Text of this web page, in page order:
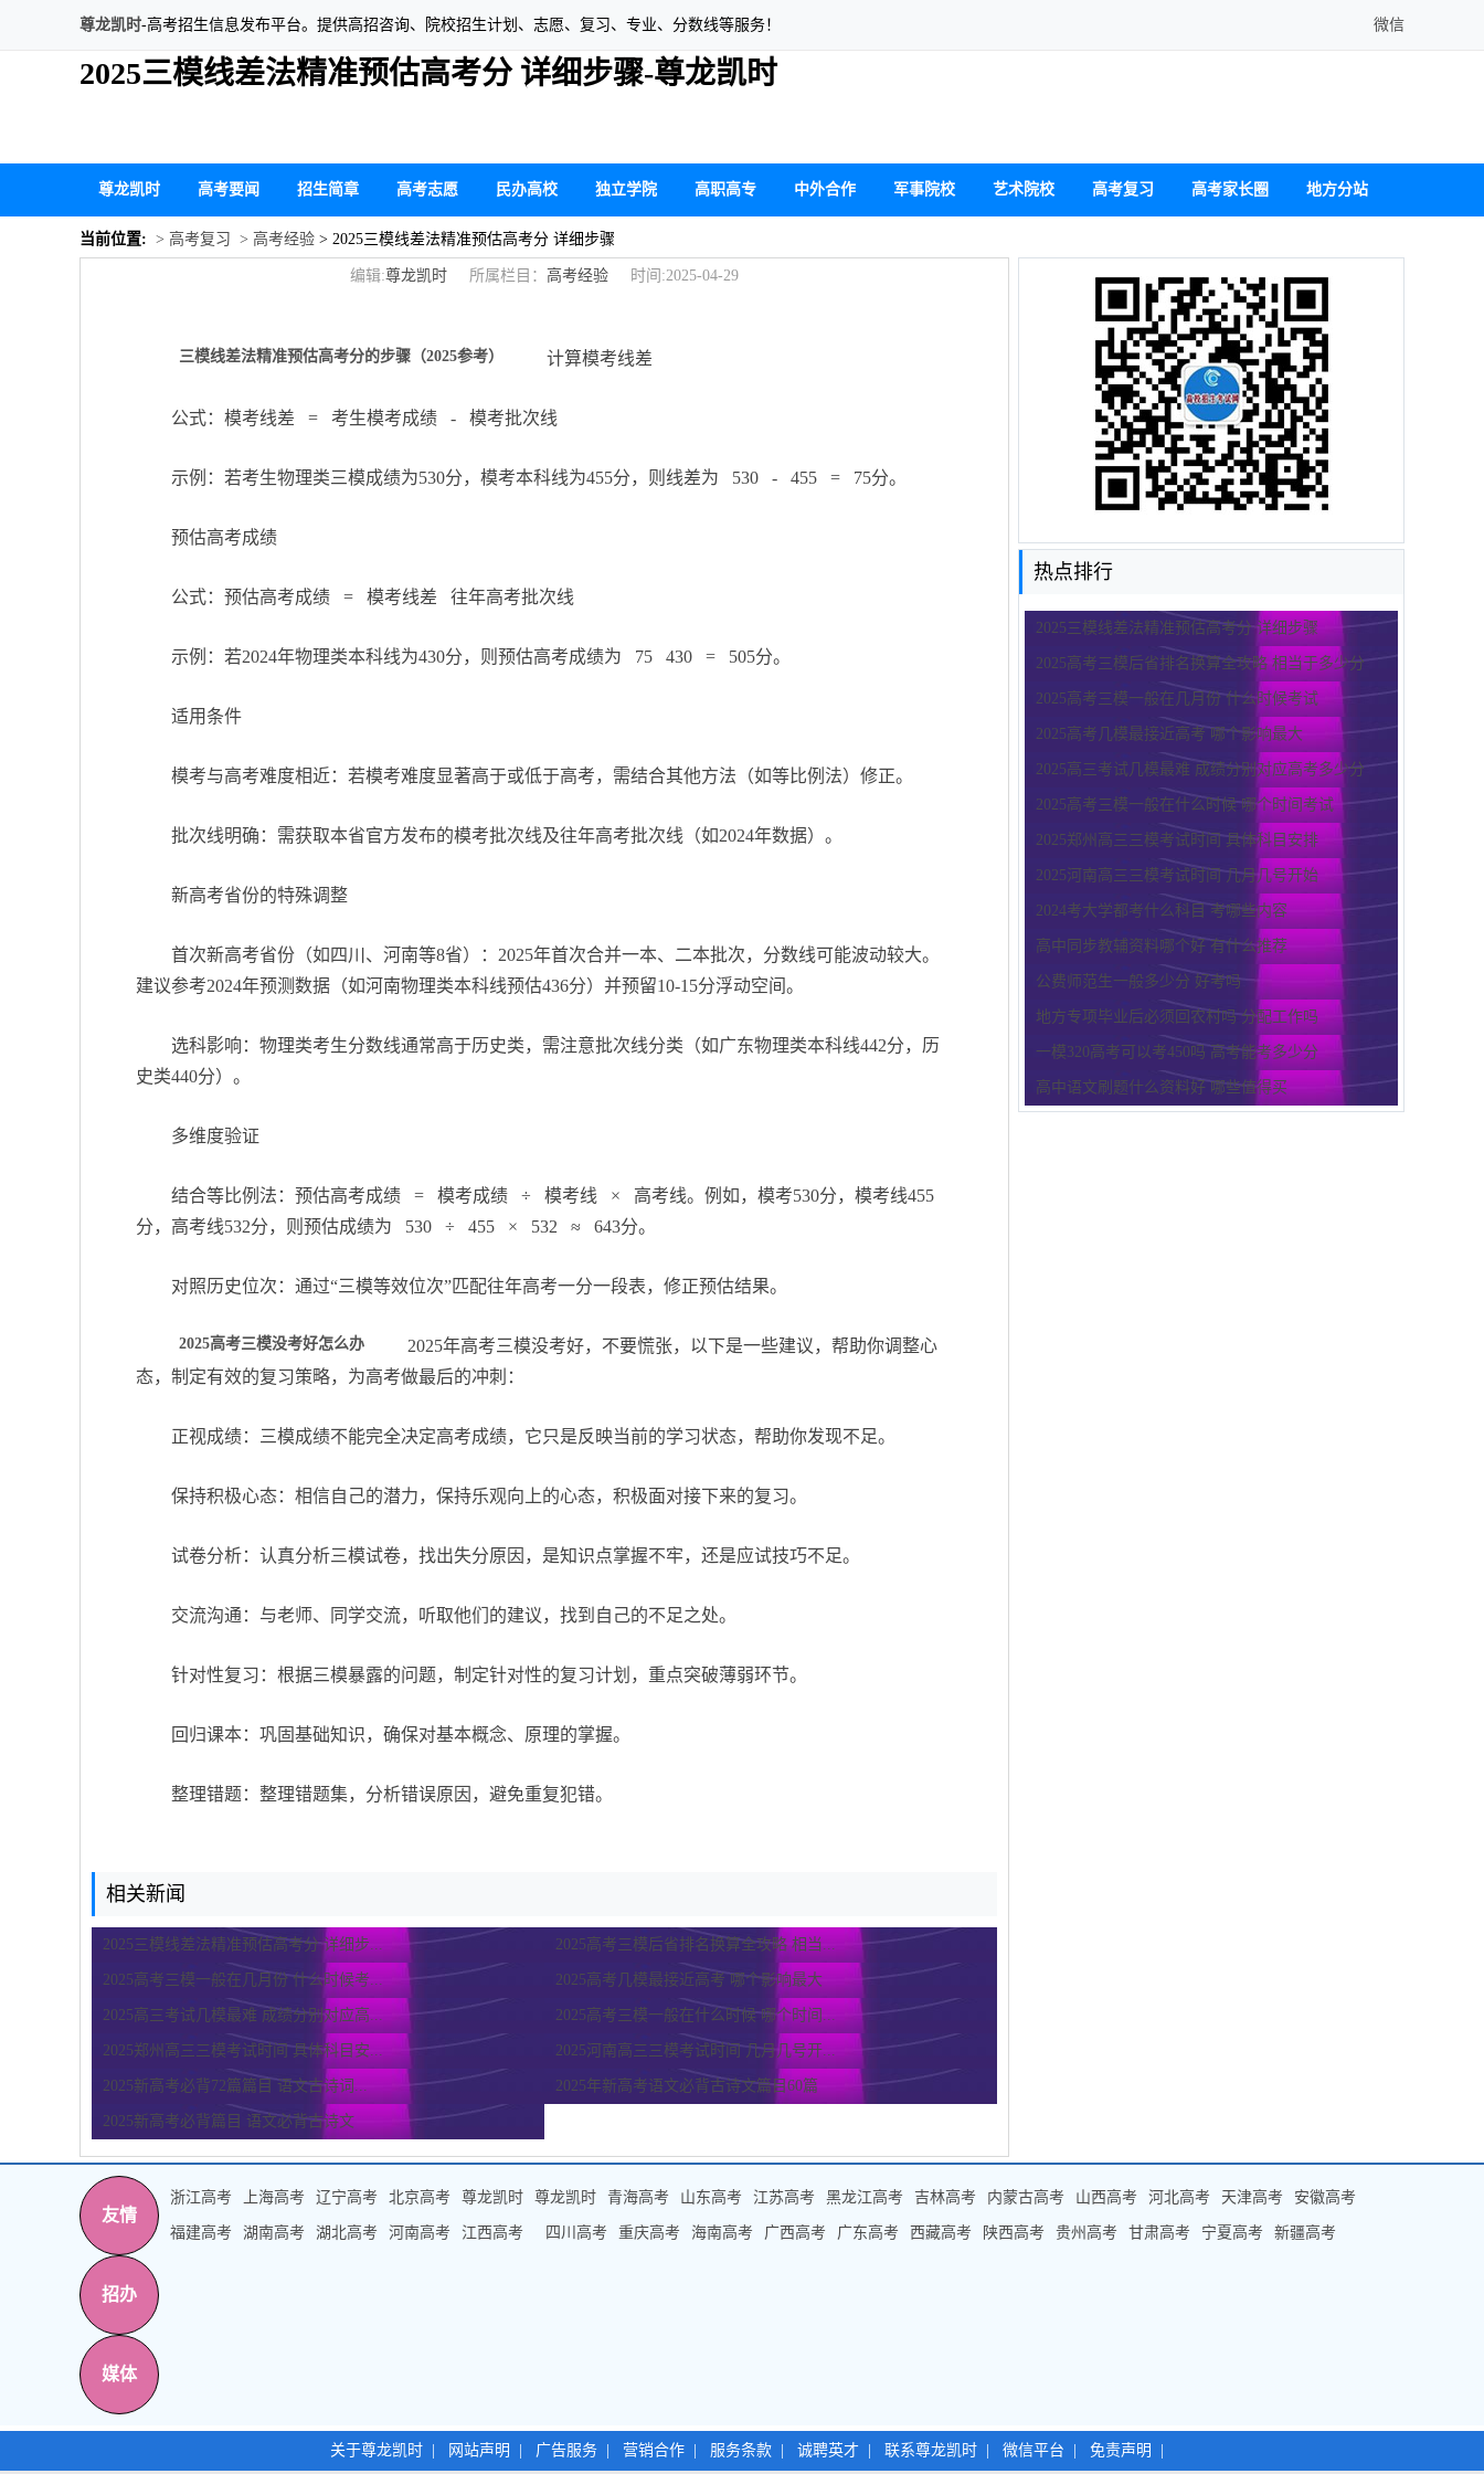
尊龙凯时-高考招生信息发布平台。提供高招咨询、院校招生计划、志愿、复习、专业、分数线等服务！ 微信
2025三模线差法精准预估高考分 详细步骤-尊龙凯时
尊龙凯时 高考要闻 招生简章 高考志愿 民办高校 独立学院 高职高专 中外合作 军事院校 艺术院校 高考复习 高考家长圈 地方分站
当前位置: > 高考复习 > 高考经验 > 2025三模线差法精准预估高考分 详细步骤
热点排行
2025三模线差法精准预估高考分 详细步骤
2025高考三模后省排名换算全攻略 相当于多少分
2025高考三模一般在几月份 什么时候考试
2025高考几模最接近高考 哪个影响最大
2025高三考试几模最难 成绩分别对应高考多少分
2025高考三模一般在什么时候 哪个时间考试
2025郑州高三三模考试时间 具体科目安排
2025河南高三三模考试时间 几月几号开始
2024考大学都考什么科目 考哪些内容
高中同步教辅资料哪个好 有什么推荐
公费师范生一般多少分 好考吗
地方专项毕业后必须回农村吗 分配工作吗
一模320高考可以考450吗 高考能考多少分
高中语文刷题什么资料好 哪些值得买
编辑:尊龙凯时 所属栏目： 高考经验 时间:2025-04-29
三模线差法精准预估高考分的步骤（2025参考） 计算模考线差
公式：模考线差 = 考生模考成绩 - 模考批次线
示例：若考生物理类三模成绩为530分，模考本科线为455分，则线差为 530 - 455 = 75分。
预估高考成绩
公式：预估高考成绩 = 模考线差 往年高考批次线
示例：若2024年物理类本科线为430分，则预估高考成绩为 75 430 = 505分。
适用条件
模考与高考难度相近：若模考难度显著高于或低于高考，需结合其他方法（如等比例法）修正。
批次线明确：需获取本省官方发布的模考批次线及往年高考批次线（如2024年数据）。
新高考省份的特殊调整
首次新高考省份（如四川、河南等8省）：2025年首次合并一本、二本批次，分数线可能波动较大。
建议参考2024年预测数据（如河南物理类本科线预估436分）并预留10-15分浮动空间。
选科影响：物理类考生分数线通常高于历史类，需注意批次线分类（如广东物理类本科线442分，历
史类440分）。
多维度验证
结合等比例法：预估高考成绩 = 模考成绩 ÷ 模考线 × 高考线。例如，模考530分，模考线455
分，高考线532分，则预估成绩为 530 ÷ 455 × 532 ≈ 643分。
对照历史位次：通过“三模等效位次”匹配往年高考一分一段表，修正预估结果。
2025高考三模没考好怎么办
2025年高考三模没考好，不要慌张，以下是一些建议，帮助你调整心
态，制定有效的复习策略，为高考做最后的冲刺：
正视成绩：三模成绩不能完全决定高考成绩，它只是反映当前的学习状态，帮助你发现不足。
保持积极心态：相信自己的潜力，保持乐观向上的心态，积极面对接下来的复习。
试卷分析：认真分析三模试卷，找出失分原因，是知识点掌握不牢，还是应试技巧不足。
交流沟通：与老师、同学交流，听取他们的建议，找到自己的不足之处。
针对性复习：根据三模暴露的问题，制定针对性的复习计划，重点突破薄弱环节。
回归课本：巩固基础知识，确保对基本概念、原理的掌握。
整理错题：整理错题集，分析错误原因，避免重复犯错。
相关新闻
2025三模线差法精准预估高考分 详细步... 2025高考三模后省排名换算全攻略 相当...
2025高考三模一般在几月份 什么时候考... 2025高考几模最接近高考 哪个影响最大
2025高三考试几模最难 成绩分别对应高... 2025高考三模一般在什么时候 哪个时间...
2025郑州高三三模考试时间 具体科目安... 2025河南高三三模考试时间 几月几号开...
2025新高考必背72篇篇目 语文古诗词... 2025年新高考语文必背古诗文篇目60篇
2025新高考必背篇目 语文必背古诗文
友情
浙江高考 上海高考 辽宁高考 北京高考 尊龙凯时 尊龙凯时 青海高考 山东高考 江苏高考 黑龙江高考 吉林高考 内蒙古高考 山西高考 河北高考 天津高考 安徽高考
福建高考 湖南高考 湖北高考 河南高考 江西高考 四川高考 重庆高考 海南高考 广西高考 广东高考 西藏高考 陕西高考 贵州高考 甘肃高考 宁夏高考 新疆高考
招办
媒体
关于尊龙凯时 网站声明 广告服务 营销合作 服务条款 诚聘英才 联系尊龙凯时 微信平台 免责声明